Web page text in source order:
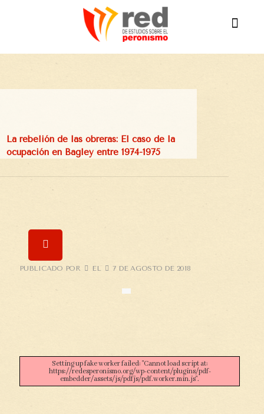
La rebelión de las obreras: El caso de la
ocupación en Bagley entre 1974-1975
PUBLICADO POR EL 7 DE AGOSTO DE 2018
Setting up fake worker failed: "Cannot load script at:
https://redesperonismo.org/wp-content/plugins/pdf-
embedder/assets/js/pdfjs/pdf.worker.min.js".